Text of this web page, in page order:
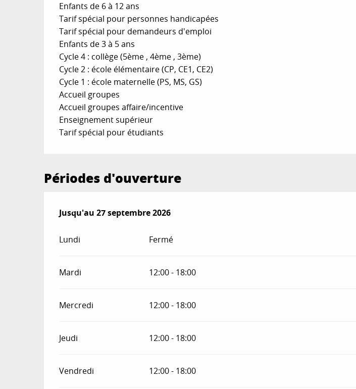
Enfants de 6 à 12 ans
Tarif spécial pour personnes handicapées
Tarif spécial pour demandeurs d'emploi
Enfants de 3 à 5 ans
Cycle 4 : collège (5ème , 4ème , 3ème)
Cycle 2 : école élémentaire (CP, CE1, CE2)
Cycle 1 : école maternelle (PS, MS, GS)
Accueil groupes
Accueil groupes affaire/incentive
Enseignement supérieur
Tarif spécial pour étudiants
Périodes d'ouverture
Du6 mars 2026au27 septembre 2026
Jusqu'au 27 septembre 2026
Lundi Fermé
Mardi 12:00 - 18:00
Mercredi 12:00 - 18:00
Jeudi 12:00 - 18:00
Vendredi 12:00 - 18:00